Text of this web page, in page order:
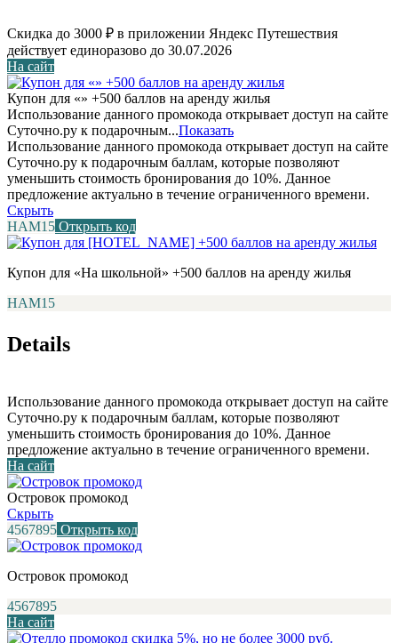
Скидка до 3000 ₽ в приложении Яндекс Путешествия
действует единоразово до 30.07.2026
На сайт
Купон для «» +500 баллов на аренду жилья
Использование данного промокода открывает доступ на сайте
Суточно.ру к подарочным...Показать
Использование данного промокода открывает доступ на сайте
Суточно.ру к подарочным баллам, которые позволяют
уменьшить стоимость бронирования до 10%. Данное
предложение актуально в течение ограниченного времени.
Скрыть
НАМ15 Открыть код
Купон для «На школьной» +500 баллов на аренду жилья
НАМ15
Details
Использование данного промокода открывает доступ на сайте
Суточно.ру к подарочным баллам, которые позволяют
уменьшить стоимость бронирования до 10%. Данное
предложение актуально в течение ограниченного времени.
На сайт
Островок промокод
Скрыть
4567895 Открыть код
Островок промокод
4567895
На сайт